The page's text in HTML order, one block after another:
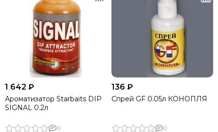
1 642 ₽
Ароматизатор Starbaits DIP
SIGNAL 0.2л
0
136 ₽
Спрей GF 0.05л КОНОПЛЯ
0